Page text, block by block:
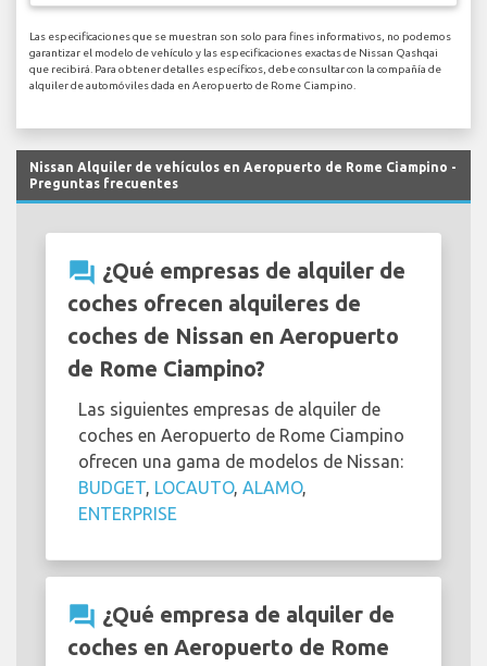
Las especificaciones que se muestran son solo para fines informativos, no podemos
garantizar el modelo de vehículo y las especificaciones exactas de Nissan Qashqai
que recibirá. Para obtener detalles específicos, debe consultar con la compañía de
alquiler de automóviles dada en Aeropuerto de Rome Ciampino.
Nissan Alquiler de vehículos en Aeropuerto de Rome Ciampino -
Preguntas frecuentes
question_answer ¿Qué empresas de alquiler de
coches ofrecen alquileres de
coches de Nissan en Aeropuerto
de Rome Ciampino?
Las siguientes empresas de alquiler de
coches en Aeropuerto de Rome Ciampino
ofrecen una gama de modelos de Nissan:
BUDGET, LOCAUTO, ALAMO,
ENTERPRISE
question_answer ¿Qué empresa de alquiler de
coches en Aeropuerto de Rome